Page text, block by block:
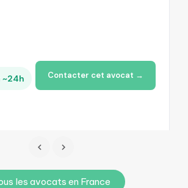
~24h Contacter cet avocat →
les avocats en France